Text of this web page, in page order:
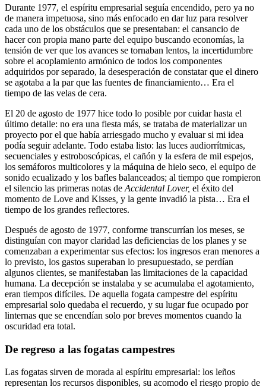
Durante 1977, el espíritu empresarial seguía encendido, pero ya no
de manera impetuosa, sino más enfocado en dar luz para resolver
cada uno de los obstáculos que se presentaban: el cansancio de
hacer con propia mano parte del equipo buscando economías, la
tensión de ver que los avances se tornaban lentos, la incertidumbre
sobre el acoplamiento armónico de todos los componentes
adquiridos por separado, la desesperación de constatar que el dinero
se agotaba a la par que las fuentes de financiamiento… Era el
tiempo de las velas de cera.
El 20 de agosto de 1977 hice todo lo posible por cuidar hasta el
último detalle: no era una fiesta más, se trataba de materializar un
proyecto por el que había arriesgado mucho y evaluar si mi idea
podía seguir adelante. Todo estaba listo: las luces audiorrítmicas,
secuenciales y estroboscópicas, el cañón y la esfera de mil espejos,
los semáforos multicolores y la máquina de hielo seco, el equipo de
sonido ecualizado y los bafles balanceados; al tiempo que rompieron
el silencio las primeras notas de Accidental Lover, el éxito del
momento de Love and Kisses y la gente invadió la pista… Era el
tiempo de los grandes reflectores.
Después de agosto de 1977, conforme transcurrían los meses, se
distinguían con mayor claridad las deficiencias de los planes y se
comenzaban a experimentar sus efectos: los ingresos eran menores a
lo previsto, los gastos superaban lo presupuestado, se perdían
algunos clientes, se manifestaban las limitaciones de la capacidad
humana. La decepción se instalaba y se acumulaba el agotamiento,
eran tiempos difíciles. De aquella fogata campestre del espíritu
empresarial solo quedaba el recuerdo, y su lugar fue ocupado por
linternas que se encendían solo por breves momentos cuando la
oscuridad era total.
De regreso a las fogatas campestres
Las fogatas sirven de morada al espíritu empresarial: los leños
representan los recursos disponibles, su acomodo el riesgo propio de